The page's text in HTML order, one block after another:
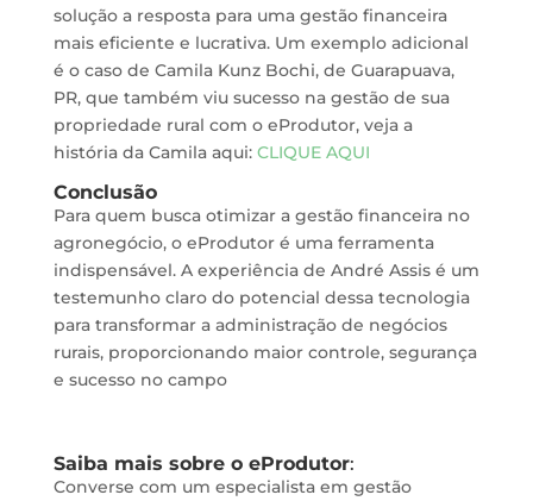
solução a resposta para uma gestão financeira
mais eficiente e lucrativa. Um exemplo adicional
é o caso de Camila Kunz Bochi, de Guarapuava,
PR, que também viu sucesso na gestão de sua
propriedade rural com o eProdutor, veja a
história da Camila aqui: CLIQUE AQUI
Conclusão
Para quem busca otimizar a gestão financeira no
agronegócio, o eProdutor é uma ferramenta
indispensável. A experiência de André Assis é um
testemunho claro do potencial dessa tecnologia
para transformar a administração de negócios
rurais, proporcionando maior controle, segurança
e sucesso no campo
Saiba mais sobre o eProdutor:
Converse com um especialista em gestão